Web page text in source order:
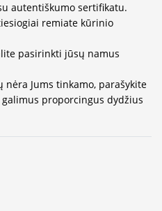
autentiškumo sertifikatu.
remiate kūrinio
pasirinkti jūsų namus
Jums tinkamo, parašykite
proporcingus dydžius